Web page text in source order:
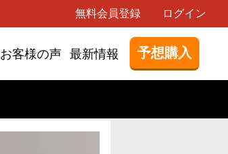
無料会員登録 ログイン
お客様の声 最新情報 予想購入